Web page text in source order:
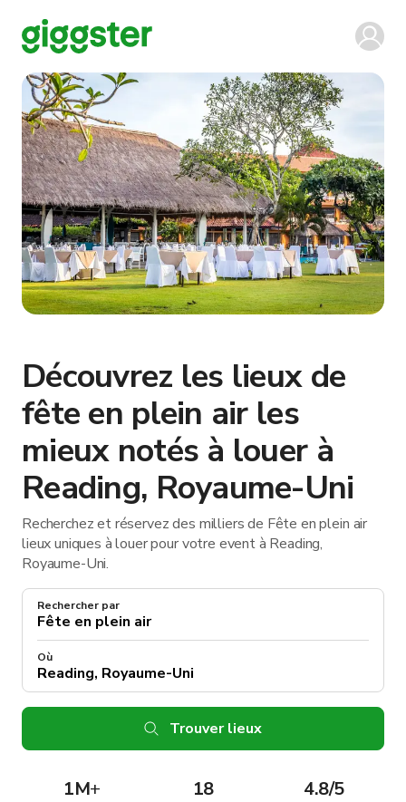
Découvrez les lieux de
fête en plein air les
mieux notés à louer à
Reading, Royaume-Uni
Recherchez et réservez des milliers de Fête en plein air
lieux uniques à louer pour votre event à Reading,
Royaume-Uni.
Rechercher par
Où
Trouver lieux
1M+ 18 4.8/5